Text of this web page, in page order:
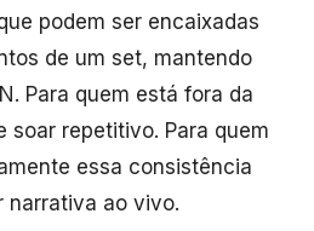
podem ser encaixadas
de um set, mantendo
Para quem está fora da
soar repetitivo. Para quem
essa consistência
narrativa ao vivo.